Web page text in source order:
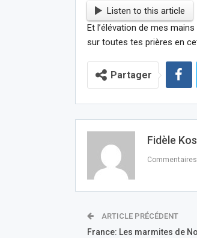
Listen to this article
Et l’élévation de mes
sur toutes tes prières en
Partager
Fidèle
Commentaires
ARTICLE PRÉCÉDENT
France: Les marmites de